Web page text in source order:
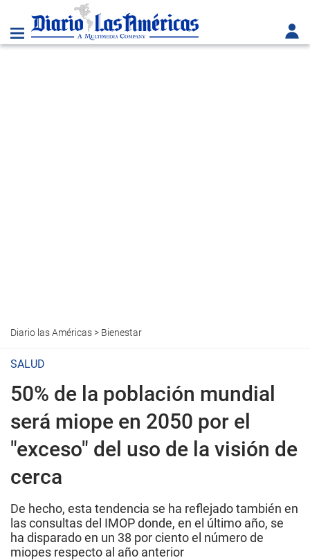
Diario las Américas> Bienestar
SALUD
50% de la población mundial
será miope en 2050 por el
"exceso" del uso de la visión de
cerca
De hecho, esta tendencia se ha reflejado también en
las consultas del IMOP donde, en el último año, se
ha disparado en un 38 por ciento el número de
miopes respecto al año anterior